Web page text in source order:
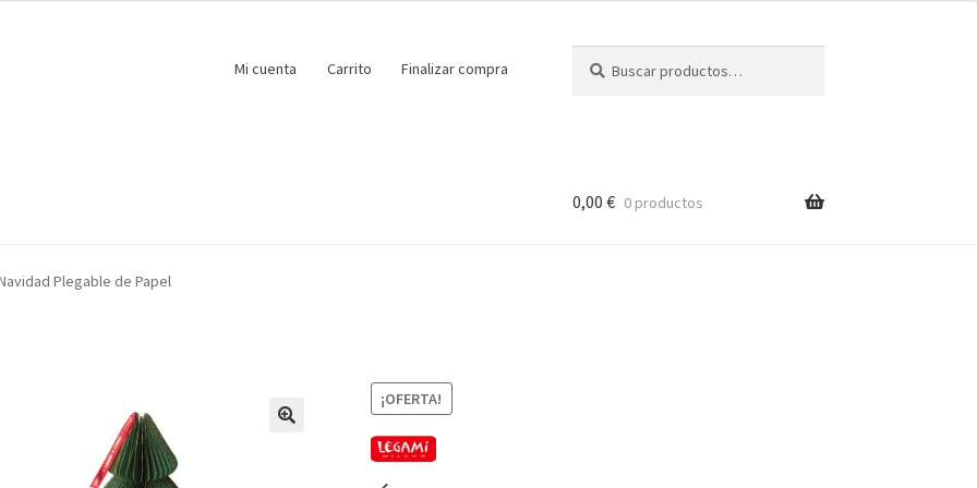
Mi cuenta Carrito Finalizar compra
por:
0,00 € 0 productos
Plegable de Papel
¡OFERTA!